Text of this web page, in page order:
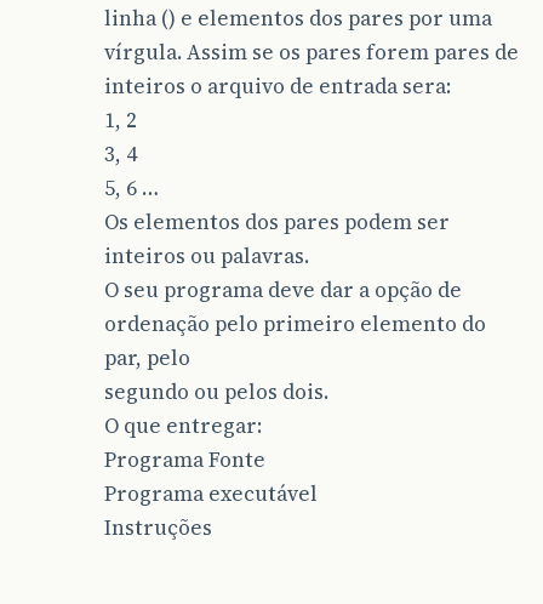
linha () e elementos dos pares por uma
vírgula. Assim se os pares forem pares de
inteiros o arquivo de entrada sera:
1, 2
3, 4
5, 6 …
Os elementos dos pares podem ser
inteiros ou palavras.
O seu programa deve dar a opção de
ordenação pelo primeiro elemento do
par, pelo
segundo ou pelos dois.
O que entregar:
Programa Fonte
Programa executável
Instruções